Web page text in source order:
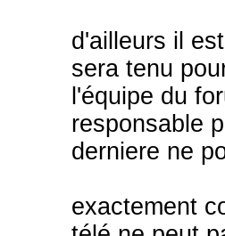
d'ailleurs il
sera tenu
l'équipe du
responsable
derniere ne
exactement